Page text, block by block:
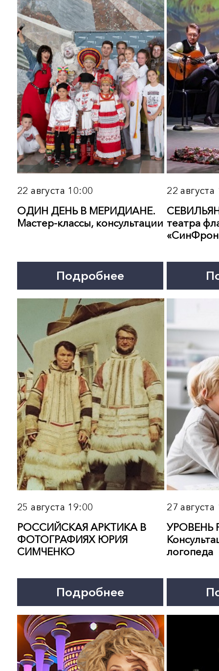
25 августа 19:00
РОССИЙСКАЯ АРКТИКА В
ФОТОГРАФИЯХ ЮРИЯ
СИМЧЕНКО
Подробнее
27 августа 16:00
УРОВЕНЬ РАЗВИТИЯ
Консультация-
логопеда
Подробнее
29 августа 19:00
ПАРАД ЮМОРА. Концерт-
съёмка
Подробнее
31 августа 19:00
БЕСТОЛОЧЬ. Спектакль
Подробнее
2 — 11 сентября
ХИП-ХОП И ДЭНСХОЛЛ.
4 — 27 сентября
ГОРОДСКОЙ ПЕЙЗАЖ.